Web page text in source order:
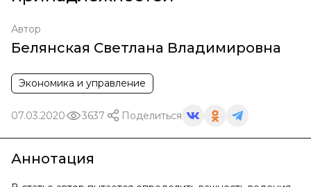
Автор
Белянская Светлана Владимировна
Экономика и управление
07.03.2020 3637 Поделиться
Аннотация